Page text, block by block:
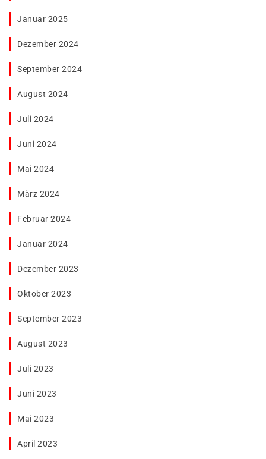
Januar 2025
Dezember 2024
September 2024
August 2024
Juli 2024
Juni 2024
Mai 2024
März 2024
Februar 2024
Januar 2024
Dezember 2023
Oktober 2023
September 2023
August 2023
Juli 2023
Juni 2023
Mai 2023
April 2023